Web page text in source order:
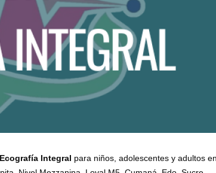
Integral para niños, adolescentes y adultos